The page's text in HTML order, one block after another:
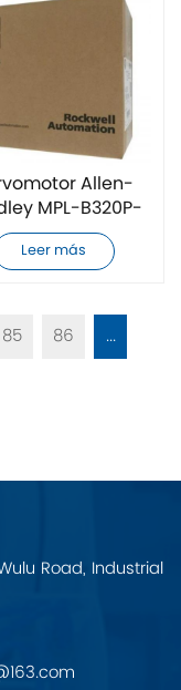
Allen-
MPL-B320P-
MJ72AA
Leer más
85 86
...
Road, Industrial